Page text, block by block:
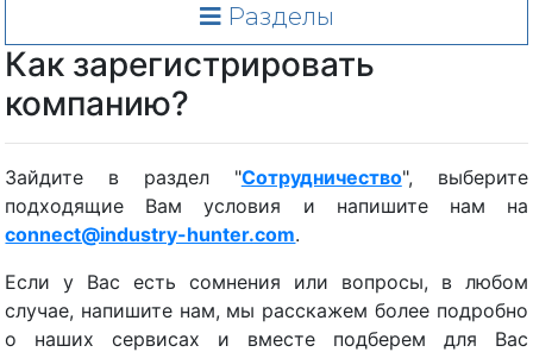
Разделы
Как зарегистрировать
компанию?
Зайдите в раздел "Сотрудничество", выберите
подходящие Вам условия и напишите нам на
connect@industry-hunter.com.
Если у Вас есть сомнения или вопросы, в любом
случае, напишите нам, мы расскажем более подробно
о наших сервисах и вместе подберем для Вас